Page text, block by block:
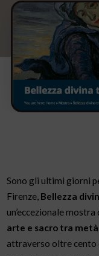
Sono gli ultimi giorni
Firenze, Bellezza
un’eccezionale
arte e sacro tra
attraverso oltre cento